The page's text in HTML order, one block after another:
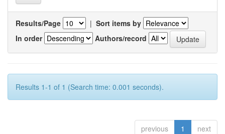
Results/Page | Sort items by
In order
Authors/record
Results 1-1 of 1 (Search time: 0.001 seconds).
previous 1 next